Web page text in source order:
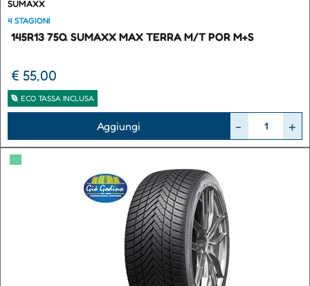
SUMAXX
4 STAGIONI
145R13 75Q SUMAXX MAX TERRA M/T POR M+S
€ 55,00
ECO TASSA INCLUSA
Aggiungi
▀